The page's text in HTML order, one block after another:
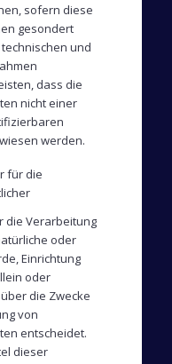
sofern diese
gesondert
und
dass die
nicht einer
werden.
für die
die Verarbeitung
oder
Einrichtung
oder
die Zwecke
von
entscheidet.
dieser